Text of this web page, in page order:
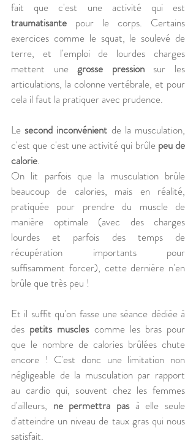
traumatisante pour le corps. Certains
exercices comme le squat, le soulevé de
terre, et l'emploi de lourdes charges
mettent une grosse pression sur les
articulations, la colonne vertébrale, et pour
cela il faut la pratiquer avec prudence.
Le second inconvénient de la musculation,
c'est que c'est une activité qui brûle peu de
calorie.
On lit parfois que la musculation brûle
beaucoup de calories, mais en réalité,
pratiquée pour prendre du muscle de
manière optimale (avec des charges
lourdes et parfois des temps de
récupération importants pour
suffisamment forcer), cette dernière n'en
brûle que très peu !
Et il suffit qu'on fasse une séance dédiée à
des petits muscles comme les bras pour
que le nombre de calories brûlées chute
encore ! C'est donc une limitation non
négligeable de la musculation par rapport
au cardio qui, souvent chez les femmes
d'ailleurs, ne permettra pas à elle seule
d'atteindre un niveau de taux gras qui nous
satisfait.